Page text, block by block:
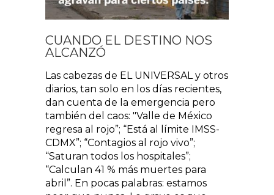
CUANDO EL DESTINO NOS
ALCANZÓ
Las cabezas de EL UNIVERSAL y otros
diarios, tan solo en los días recientes,
dan cuenta de la emergencia pero
también del caos: "Valle de México
regresa al rojo”; “Está al límite IMSS-
CDMX”; “Contagios al rojo vivo”;
“Saturan todos los hospitales”;
“Calculan 41 % más muertes para
abril”. En pocas palabras: estamos